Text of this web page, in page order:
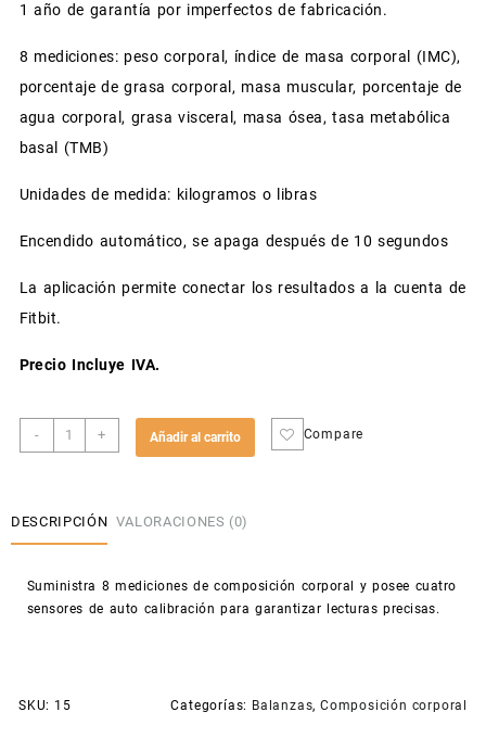
1 año de garantía por imperfectos de fabricación.
8 mediciones: peso corporal, índice de masa corporal (IMC),
porcentaje de grasa corporal, masa muscular, porcentaje de
agua corporal, grasa visceral, masa ósea, tasa metabólica
basal (TMB)
Unidades de medida: kilogramos o libras
Encendido automático, se apaga después de 10 segundos
La aplicación permite conectar los resultados a la cuenta de
Fitbit.
Precio Incluye IVA.
-
Balanza
Inteligente
+ Añadir al carrito Compare
DESCRIPCIÓN VALORACIONES (0)
Suministra 8 mediciones de composición corporal y posee cuatro
sensores de auto calibración para garantizar lecturas precisas.
SKU: 15 Categorías: Balanzas, Composición corporal